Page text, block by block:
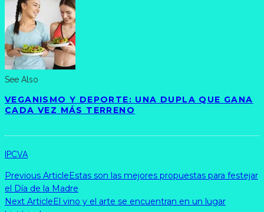
See Also
VEGANISMO Y DEPORTE: UNA DUPLA QUE GANA
CADA VEZ MÁS TERRENO
IPCVA
Previous Article Estas son las mejores propuestas para festejar
el Día de la Madre
Next Article El vino y el arte se encuentran en un lugar